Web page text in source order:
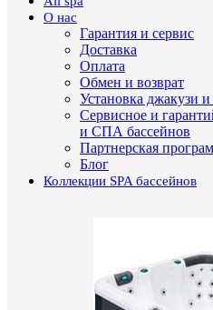
О нас
Гарантия и сервис
Доставка
Оплата
Обмен и возврат
Установка джакузи
Сервисное и
и СПА бассейнов
Партнерская
Блог
Коллекции SPA бассейнов